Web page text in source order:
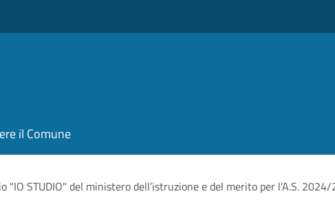
il Comune
"IO STUDIO" del ministero dell’istruzione e del merito per l’A.S.